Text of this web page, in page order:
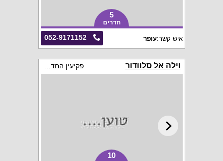
5
חדרים
052-9171152 איש קשר:עופר
וילה אל סלוודור
10